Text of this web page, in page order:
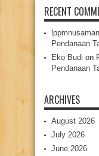
RECENT
Pendanaan
Eko Budi on
Pendanaan
ARCHIVES
August 2026
July 2026
June 2026